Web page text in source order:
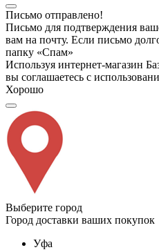
Письмо отправлено!
Письмо для подтверждения
вам на почту. Если письмо
папку «Спам»
Используя интернет-магазин
вы соглашаетесь с
Хорошо
Выберите город
Город доставки ваших покупок
Уфа